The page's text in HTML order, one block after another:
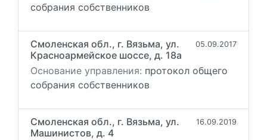
собрания собственников
Смоленская обл., г. Вязьма, ул.
Красноармейское шоссе, д. 18а
05.09.2017
Основание управления: протокол общего
собрания собственников
Смоленская обл., г. Вязьма, ул.
Машинистов, д. 4
16.09.2019